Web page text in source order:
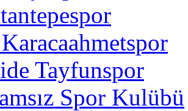
Tayfunspor
Spor Kulübü